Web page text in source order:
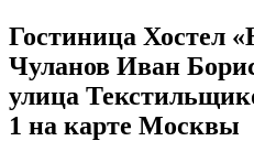
Гостиница Хостел
Чуланов Иван
улица
1 на карте Москвы